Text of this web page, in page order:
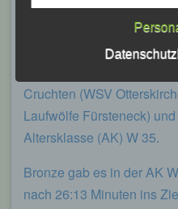
Im Frauenrennen, wo
absolvieren waren,
Cruchten (WSV
Laufwölfe Fürsteneck)
Altersklasse (AK) W 35.
Bronze gab es in der AK
nach 26:13 Minuten ins
Person, Behörde,
Stelle außer der
Verantwortlichen,
und den
unmittelbaren
Verantwortlichen
Einwilligung ist